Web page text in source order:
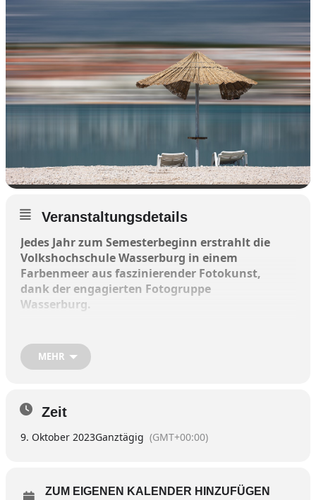
Veranstaltungsdetails
Jedes Jahr zum Semesterbeginn erstrahlt die
Volkshochschule Wasserburg in einem
Farbenmeer aus faszinierender Fotokunst,
dank der engagierten Fotogruppe
Wasserburg.
„Fotokunst“ verspricht wieder eine
einzigartige Reise in die kreative Welt der
Die Fotogruppe Wasserburg hat es sich zur
dieser Ausstellung haben die Mitglieder die
MEHR
Zeit
9. Oktober 2023Ganztägig (GMT+00:00)
ZUM EIGENEN KALENDER HINZUFÜGEN